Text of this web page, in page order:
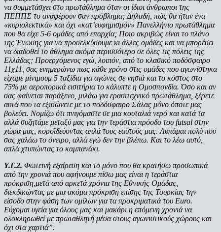
να συμμετάσχει στο πρωτάθλημα όταν οι ίδιοι άνθρωποι της
ΠΕΠΠΣ το αναφέρουν σαν πρόβλημα; Δηλαδή, πώς θα ήταν ένα
«κυριολεκτικά» και όχι «κατ’ευφημισμόν» Πανελλήνιο πρωτάθλημα
που θα είχε 5-6 ομάδες από επαρχία; Ποιο ακριβώς είναι το πλάνο
της Ένωσης για να προσελκύσουμε κι άλλες ομάδες και να μπορέσει
να διαδοθεί το άθλημα ακόμα περισσότερο σε όλες τις πόλεις της
Ελλάδας; Προερχόμενος εγώ, λοιπόν, από το κλασικό ποδόσφαιρο
11χ11, σας ενημερώνω πως κάθε χρόνο στις ομάδες που αγωνίστηκα
είχαμε μίνιμουμ 5 ταξίδια για αγώνες σε νησιά και το κόστος στο
75% με αεροπορικά εισιτήρια το κάλυπτε η Ομοσπονδία. Όσο και αν
σας φαίνεται παράξενο, μιλάω για ερασιτεχνικό πρωτάθλημα, ξέρετε
αυτά που τα εξισώνετε με το ποδόσφαιρο Σάλας μόνο όποτε μας
βολεύει. Νομίζω ότι πνιγόμαστε σε μια κουταλιά νερό και κατά τα
αλλά συζητάμε μεταξύ μας για την τεράστια πρόοδο του futsal στην
χώρα μας, κοροϊδεύοντας απλά τους εαυτούς μας. Λυπάμαι πολύ που
σας χαλάω το όνειρο, αλλά εγώ δεν την βλέπω. Και το λέω αυτό,
απλά χτυπώντας το καμπανάκι.
Υ.Γ.2. Φωτεινή εξαίρεση και το μόνο που θα κρατήσω προσωπικά
από την χρονιά που αφήνουμε πίσω μας είναι η τεράστια
πρόκριση,μετά από αρκετά χρόνια της Εθνικής Ομάδας,
διεκδικώντας με μια ακόμα πρόκριση επίσης της Τουρκίας την
είσοδο στην φάση των ομίλων για τα προκριματικά του Euro.
Εύχομαι υγεία για όλους μας και μακάρι η επόμενη χρονιά να
ολοκληρωθεί με πρωταθλητή μέσα στους αγωνιστικούς χώρους και
όχι στα χαρτιά”.